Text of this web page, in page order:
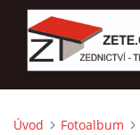
ÚVOD
Úvod Fotoalbum